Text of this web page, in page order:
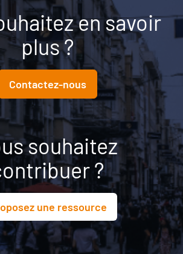
en savoir
plus ?
Contactez-nous
souhaitez
?
une ressource